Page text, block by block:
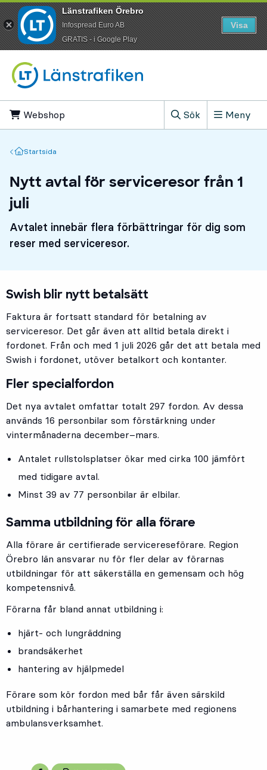
Webshop
Sök
, Visa sökfältet
Meny
Startsida
Startsida
Nytt avtal för serviceresor från 1
juli
Avtalet innebär flera förbättringar för dig som
reser med serviceresor.
Swish blir nytt betalsätt
Faktura är fortsatt standard för betalning av
serviceresor. Det går även att alltid betala direkt i
fordonet. Från och med 1 juli 2026 går det att betala med
Swish i fordonet, utöver betalkort och kontanter.
Fler specialfordon
Det nya avtalet omfattar totalt 297 fordon. Av dessa
används 16 personbilar som förstärkning under
vintermånaderna december–mars.
Antalet rullstolsplatser ökar med cirka 100 jämfört
med tidigare avtal.
Minst 39 av 77 personbilar är elbilar.
Samma utbildning för alla förare
Alla förare är certifierade servicereseförare. Region
Örebro län ansvarar nu för fler delar av förarnas
utbildningar för att säkerställa en gemensam och hög
kompetensnivå.
Förarna får bland annat utbildning i:
hjärt- och lungräddning
brandsäkerhet
hantering av hjälpmedel
Förare som kör fordon med bår får även särskild
utbildning i bårhantering i samarbete med regionens
ambulansverksamhet.
Länstrafiken Örebro
Infospread Euro AB
​GRATIS - i Google Play
Visa